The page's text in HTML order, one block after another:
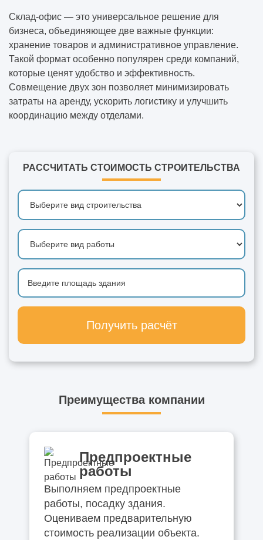
Склад-офис — это универсальное решение для
бизнеса, объединяющее две важные функции:
хранение товаров и административное управление.
Такой формат особенно популярен среди компаний,
которые ценят удобство и эффективность.
Совмещение двух зон позволяет минимизировать
затраты на аренду, ускорить логистику и улучшить
координацию между отделами.
РАССЧИТАТЬ СТОИМОСТЬ СТРОИТЕЛЬСТВА
Получить расчёт
Преимущества компании
Предпроектные
работы
Выполняем предпроектные
работы, посадку здания.
Оцениваем предварительную
стоимость реализации объекта.